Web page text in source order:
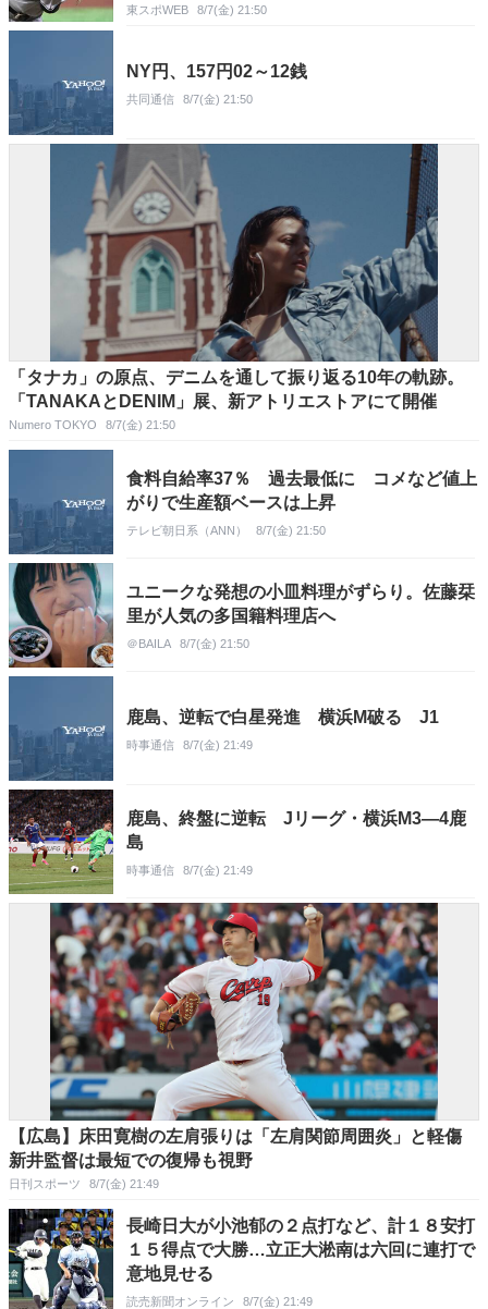
東スポWEB 8/7(金) 21:50
NY円、157円02～12銭
共同通信 8/7(金) 21:50
「タナカ」の原点、デニムを通して振り返る10年の軌跡。
「TANAKAとDENIM」展、新アトリエストアにて開催
Numero TOKYO 8/7(金) 21:50
食料自給率37％ 過去最低に コメなど値上
がりで生産額ベースは上昇
テレビ朝日系（ANN） 8/7(金) 21:50
ユニークな発想の小皿料理がずらり。佐藤栞
里が人気の多国籍料理店へ
＠BAILA 8/7(金) 21:50
鹿島、逆転で白星発進 横浜M破る J1
時事通信 8/7(金) 21:49
鹿島、終盤に逆転 Jリーグ・横浜M3―4鹿
島
時事通信 8/7(金) 21:49
【広島】床田寛樹の左肩張りは「左肩関節周囲炎」と軽傷
新井監督は最短での復帰も視野
日刊スポーツ 8/7(金) 21:49
長崎日大が小池郁の２点打など、計１８安打
１５得点で大勝…立正大淞南は六回に連打で
意地見せる
読売新聞オンライン 8/7(金) 21:49